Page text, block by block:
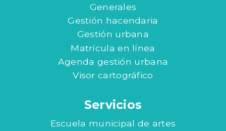
Generales
Gestión hacendaria
Gestión urbana
Matrícula en línea
Agenda gestión urbana
Visor cartográfico
Servicios
Escuela municipal de artes